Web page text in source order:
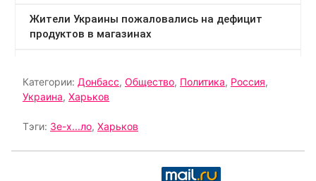
Категории: Донбасс, Общество, Политика, Россия,
Украина, Харьков
Тэги: Зе-х...ло, Харьков